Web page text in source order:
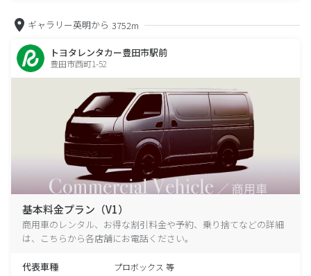
ギャラリー英明から 3752m
トヨタレンタカー豊田市駅前
豊田市西町1-52
基本料金プラン（V1）
商用車のレンタル、お得な割引料金や予約、乗り捨てなどの詳細
は、こちらから各店舗にお電話ください。
代表車種 プロボックス 等